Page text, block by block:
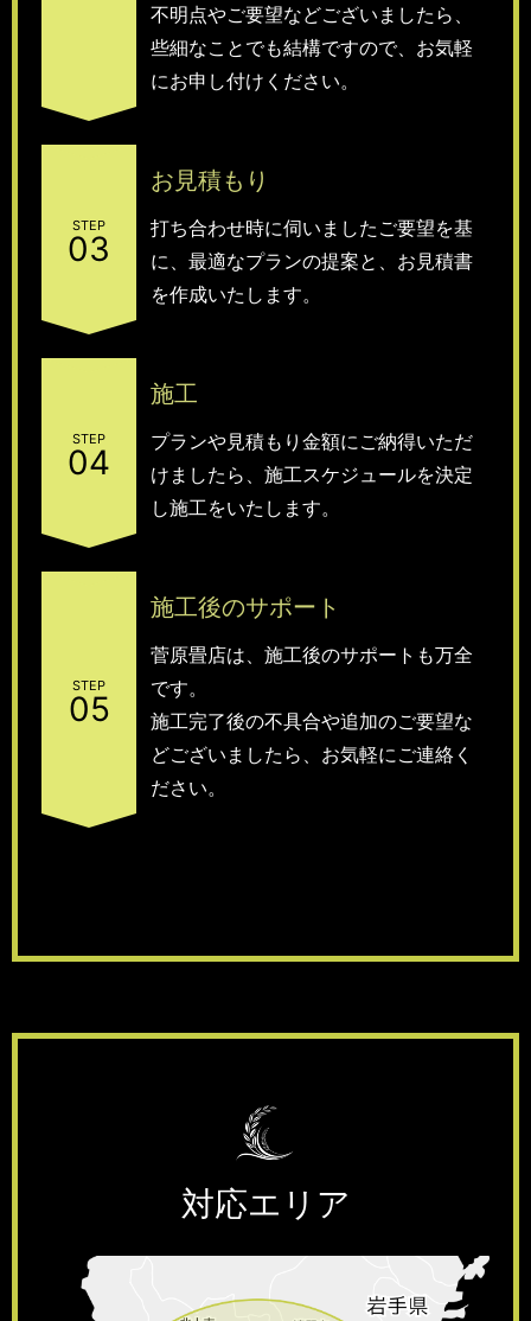
不明点やご要望などございましたら、
些細なことでも結構ですので、お気軽
にお申し付けください。
STEP
03
お見積もり
打ち合わせ時に伺いましたご要望を基
に、最適なプランの提案と、お見積書
を作成いたします。
STEP
04
施工
プランや見積もり金額にご納得いただ
けましたら、施工スケジュールを決定
し施工をいたします。
STEP
05
施工後のサポート
菅原畳店は、施工後のサポートも万全
です。
施工完了後の不具合や追加のご要望な
どございましたら、お気軽にご連絡く
ださい。
対応エリア